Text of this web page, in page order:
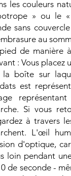
les couleurs
» ou le
sans
au
de manière
: Vous placez
la boîte sur
est
Si vous
à travers
L'œil
d'optique,
loin pendant
de seconde -